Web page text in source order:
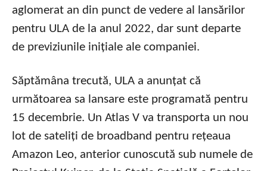
aglomerat an din punct de vedere al lansărilor
pentru ULA de la anul 2022, dar sunt departe
de previziunile inițiale ale companiei.
Săptămâna trecută, ULA a anunțat că
următoarea sa lansare este programată pentru
15 decembrie. Un Atlas V va transporta un nou
lot de sateliți de broadband pentru rețeaua
Amazon Leo, anterior cunoscută sub numele de